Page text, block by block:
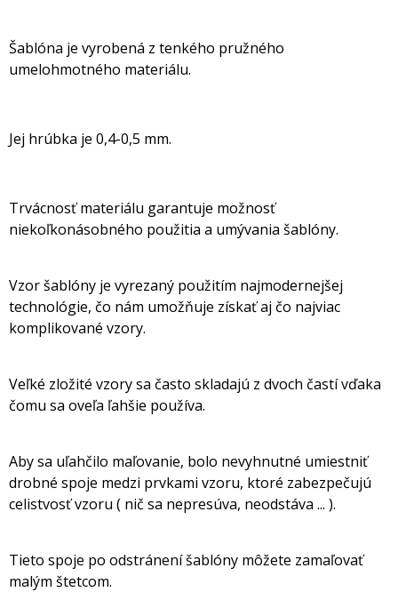
Šablóna je vyrobená z tenkého pružného
umelohmotného materiálu.
Jej hrúbka je 0,4-0,5 mm.
Trvácnosť materiálu garantuje možnosť
niekoľkonásobného použitia a umývania šablóny.
Vzor šablóny je vyrezaný použitím najmodernejšej
technológie, čo nám umožňuje získať aj čo najviac
komplikované vzory.
Veľké zložité vzory sa často skladajú z dvoch častí vďaka
čomu sa oveľa ľahšie používa.
Aby sa uľahčilo maľovanie, bolo nevyhnutné umiestniť
drobné spoje medzi prvkami vzoru, ktoré zabezpečujú
celistvosť vzoru ( nič sa nepresúva, neodstáva ... ).
Tieto spoje po odstránení šablóny môžete zamaľovať
malým štetcom.